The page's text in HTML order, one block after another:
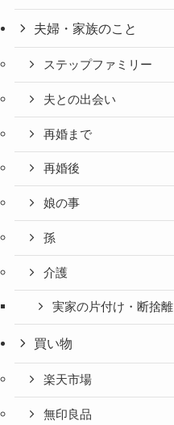
夫婦・家族のこと
ステップファミリー
夫との出会い
再婚まで
再婚後
娘の事
孫
介護
実家の片付け・断捨離
買い物
楽天市場
無印良品